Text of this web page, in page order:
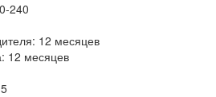
240
12 месяцев
12 месяцев